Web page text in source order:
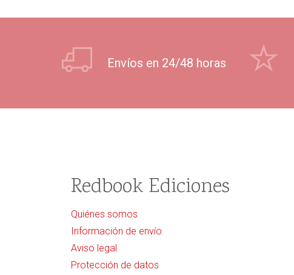
Envíos en 24/48 horas
Redbook Ediciones
Quiénes somos
Información de envío
Aviso legal
Protección de datos